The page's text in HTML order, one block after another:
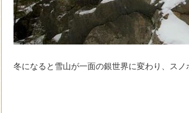
冬になると雪山が一面の銀世界に変わり、ス